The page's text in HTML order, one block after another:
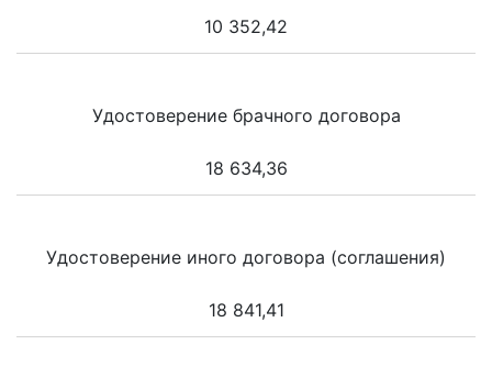
10 352,42
Удостоверение брачного договора
18 634,36
Удостоверение иного договора (соглашения)
18 841,41